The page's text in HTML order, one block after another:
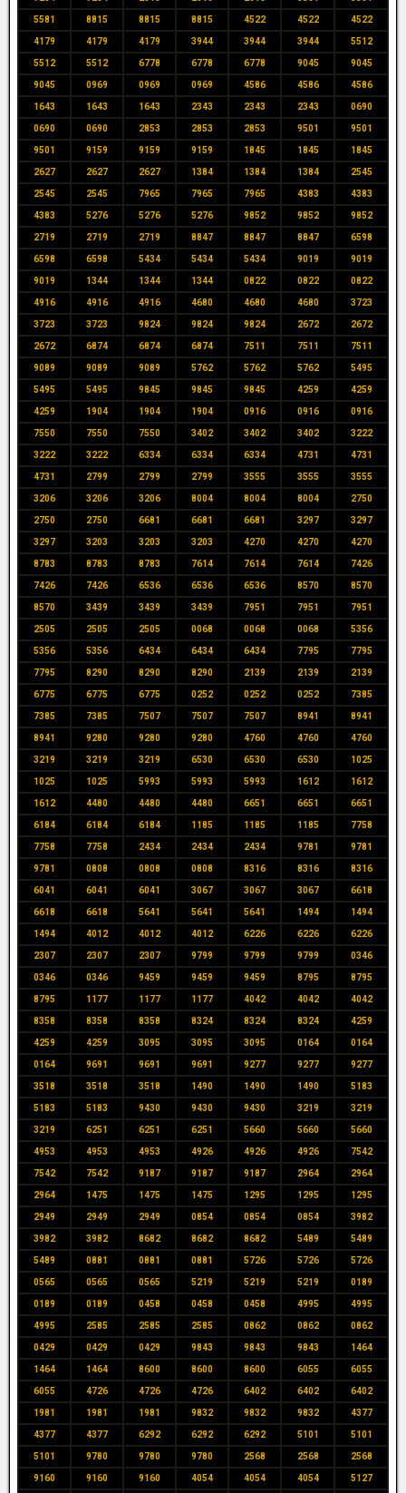
5581 8815 8815 8815 4522 4522 4522
4179 4179 4179 3944 3944 3944 5512
5512 5512 6778 6778 6778 9045 9045
9045 0969 0969 0969 4586 4586 4586
1643 1643 1643 2343 2343 2343 0690
0690 0690 2853 2853 2853 9501 9501
9501 9159 9159 9159 1845 1845 1845
2627 2627 2627 1384 1384 1384 2545
2545 2545 7965 7965 7965 4383 4383
4383 5276 5276 5276 9852 9852 9852
2719 2719 2719 8847 8847 8847 6598
6598 6598 5434 5434 5434 9019 9019
9019 1344 1344 1344 0822 0822 0822
4916 4916 4916 4680 4680 4680 3723
3723 3723 9824 9824 9824 2672 2672
2672 6874 6874 6874 7511 7511 7511
9089 9089 9089 5762 5762 5762 5495
5495 5495 9845 9845 9845 4259 4259
4259 1904 1904 1904 0916 0916 0916
7550 7550 7550 3402 3402 3402 3222
3222 3222 6334 6334 6334 4731 4731
4731 2799 2799 2799 3555 3555 3555
3206 3206 3206 8004 8004 8004 2750
2750 2750 6681 6681 6681 3297 3297
3297 3203 3203 3203 4270 4270 4270
8783 8783 8783 7614 7614 7614 7426
7426 7426 6536 6536 6536 8570 8570
8570 3439 3439 3439 7951 7951 7951
2505 2505 2505 0068 0068 0068 5356
5356 5356 6434 6434 6434 7795 7795
7795 8290 8290 8290 2139 2139 2139
6775 6775 6775 0252 0252 0252 7385
7385 7385 7507 7507 7507 8941 8941
8941 9280 9280 9280 4760 4760 4760
3219 3219 3219 6530 6530 6530 1025
1025 1025 5993 5993 5993 1612 1612
1612 4480 4480 4480 6651 6651 6651
6184 6184 6184 1185 1185 1185 7758
7758 7758 2434 2434 2434 9781 9781
9781 0808 0808 0808 8316 8316 8316
6041 6041 6041 3067 3067 3067 6618
6618 6618 5641 5641 5641 1494 1494
1494 4012 4012 4012 6226 6226 6226
2307 2307 2307 9799 9799 9799 0346
0346 0346 9459 9459 9459 8795 8795
8795 1177 1177 1177 4042 4042 4042
8358 8358 8358 8324 8324 8324 4259
4259 4259 3095 3095 3095 0164 0164
0164 9691 9691 9691 9277 9277 9277
3518 3518 3518 1490 1490 1490 5183
5183 5183 9430 9430 9430 3219 3219
3219 6251 6251 6251 5660 5660 5660
4953 4953 4953 4926 4926 4926 7542
7542 7542 9187 9187 9187 2964 2964
2964 1475 1475 1475 1295 1295 1295
2949 2949 2949 0854 0854 0854 3982
3982 3982 8682 8682 8682 5489 5489
5489 0881 0881 0881 5726 5726 5726
0565 0565 0565 5219 5219 5219 0189
0189 0189 0458 0458 0458 4995 4995
4995 2585 2585 2585 0862 0862 0862
0429 0429 0429 9843 9843 9843 1464
1464 1464 8600 8600 8600 6055 6055
6055 4726 4726 4726 6402 6402 6402
1981 1981 1981 9832 9832 9832 4377
4377 4377 6292 6292 6292 5101 5101
5101 9780 9780 9780 2568 2568 2568
9160 9160 9160 4054 4054 4054 5127